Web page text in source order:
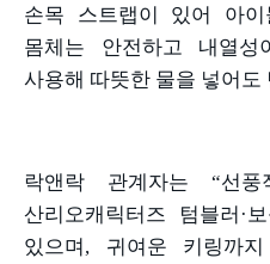
손목 스트랩이 있어 아
몸체는 안전하고 내열
사용해 따뜻한 물을 넣어도
락앤락 관계자는 “선
산리오캐릭터즈 텀블러 ·
있으며 , 귀여운 키링까